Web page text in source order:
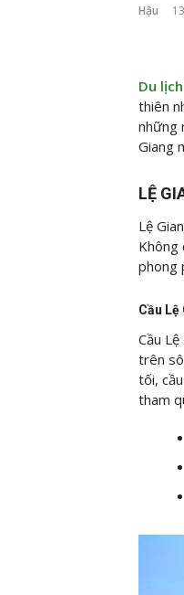
Hậu
Du
thiên
những
Giang
LỆ
Lệ
Không
phong
Cầu Lệ
Cầu
trên
tối,
tham